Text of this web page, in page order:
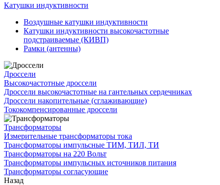
Катушки индуктивности
Воздушные катушки индуктивности
Катушки индуктивности высокочастотные
подстраиваемые (КИВП)
Рамки (антенны)
Дроссели
Высокочастотные дроссели
Дроссели высокочастотные на гантельных сердечниках
Дроссели накопительные (сглаживающие)
Тококомпенсированные дроссели
Трансформаторы
Измерительные трансформаторы тока
Трансформаторы импульсные ТИМ, ТИЛ, ТИ
Трансформаторы на 220 Вольт
Трансформаторы импульсных источников питания
Трансформаторы согласующие
Назад